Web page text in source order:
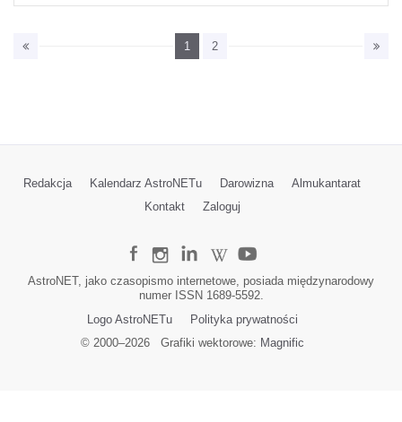
1 2
Redakcja Kalendarz AstroNETu Darowizna
Almukantarat
Kontakt
Zaloguj
AstroNET, jako czasopismo internetowe, posiada międzynarodowy
numer ISSN 1689-5592.
Logo AstroNETu
Polityka prywatności
© 2000–2026Grafiki wektorowe: Magnific